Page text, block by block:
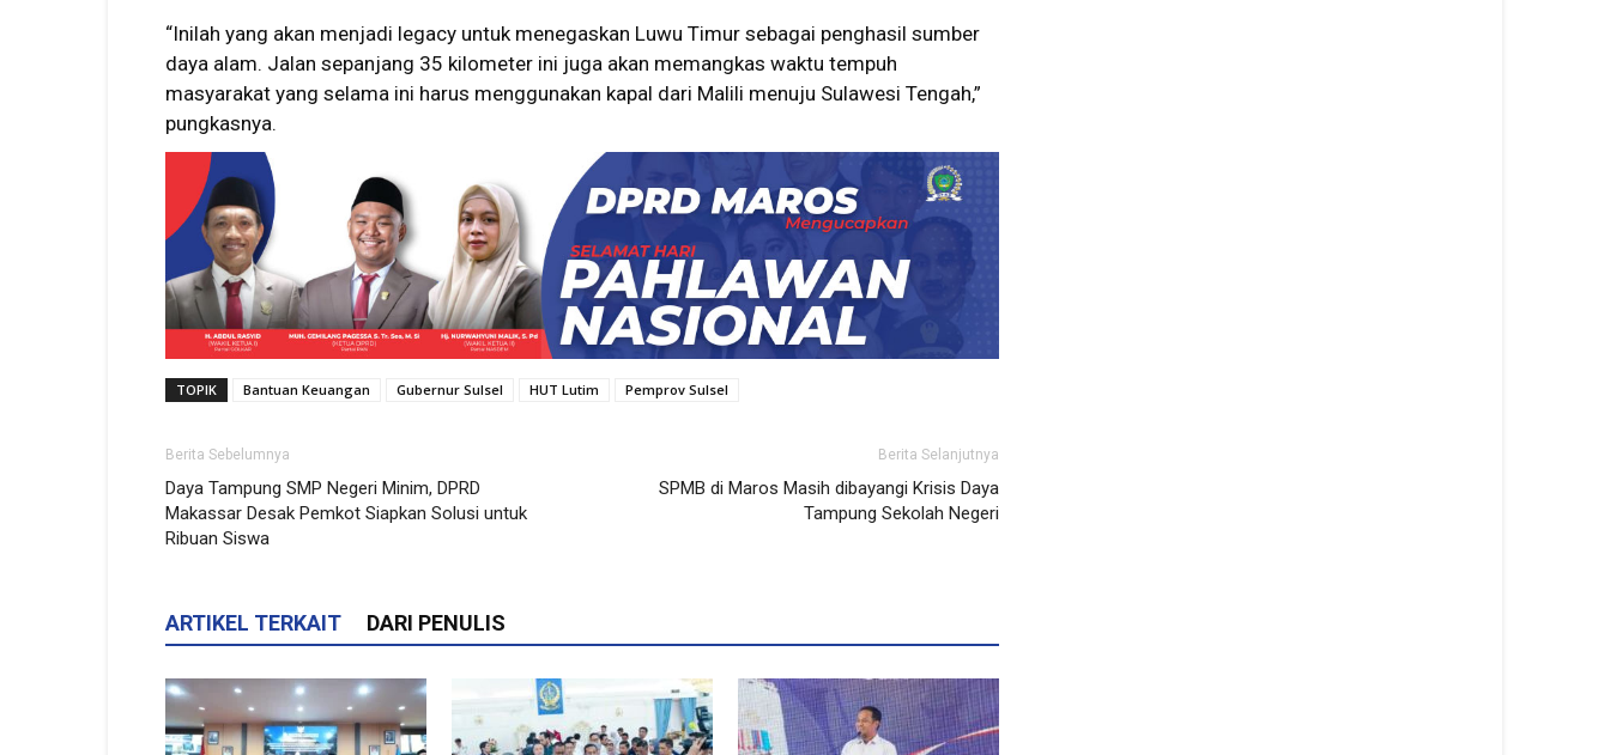
“Inilah yang akan menjadi legacy untuk menegaskan Luwu Timur sebagai penghasil sumber
daya alam. Jalan sepanjang 35 kilometer ini juga akan memangkas waktu tempuh
masyarakat yang selama ini harus menggunakan kapal dari Malili menuju Sulawesi Tengah,”
pungkasnya.
TOPIK Bantuan Keuangan Gubernur Sulsel HUT Lutim Pemprov Sulsel
Berita Sebelumnya
Daya Tampung SMP Negeri Minim, DPRD
Makassar Desak Pemkot Siapkan Solusi untuk
Ribuan Siswa
Berita Selanjutnya
SPMB di Maros Masih dibayangi Krisis Daya
Tampung Sekolah Negeri
ARTIKEL TERKAIT DARI PENULIS